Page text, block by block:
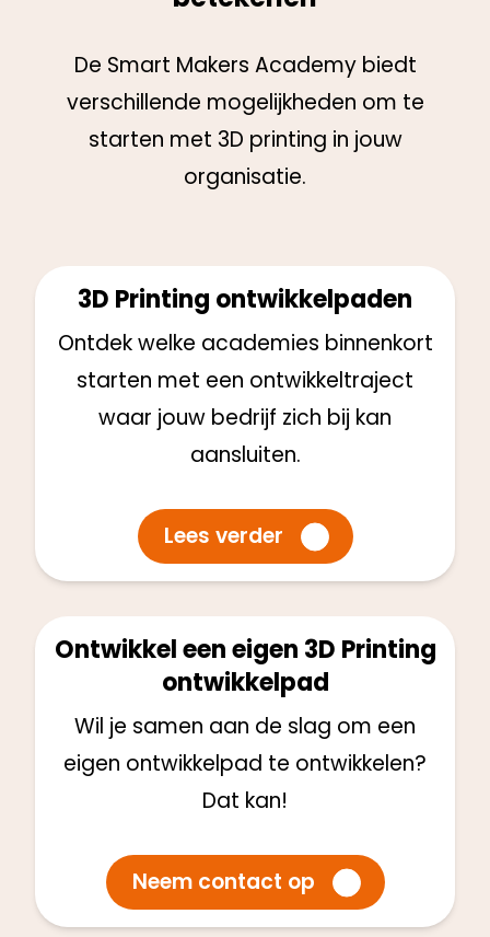
De Smart Makers Academy biedt
verschillende mogelijkheden om te
starten met 3D printing in jouw
organisatie.
3D Printing ontwikkelpaden
Ontdek welke academies binnenkort
starten met een ontwikkeltraject
waar jouw bedrijf zich bij kan
aansluiten.
Lees verder
Ontwikkel een eigen 3D Printing
ontwikkelpad
Wil je samen aan de slag om een
eigen ontwikkelpad te ontwikkelen?
Dat kan!
Neem contact op